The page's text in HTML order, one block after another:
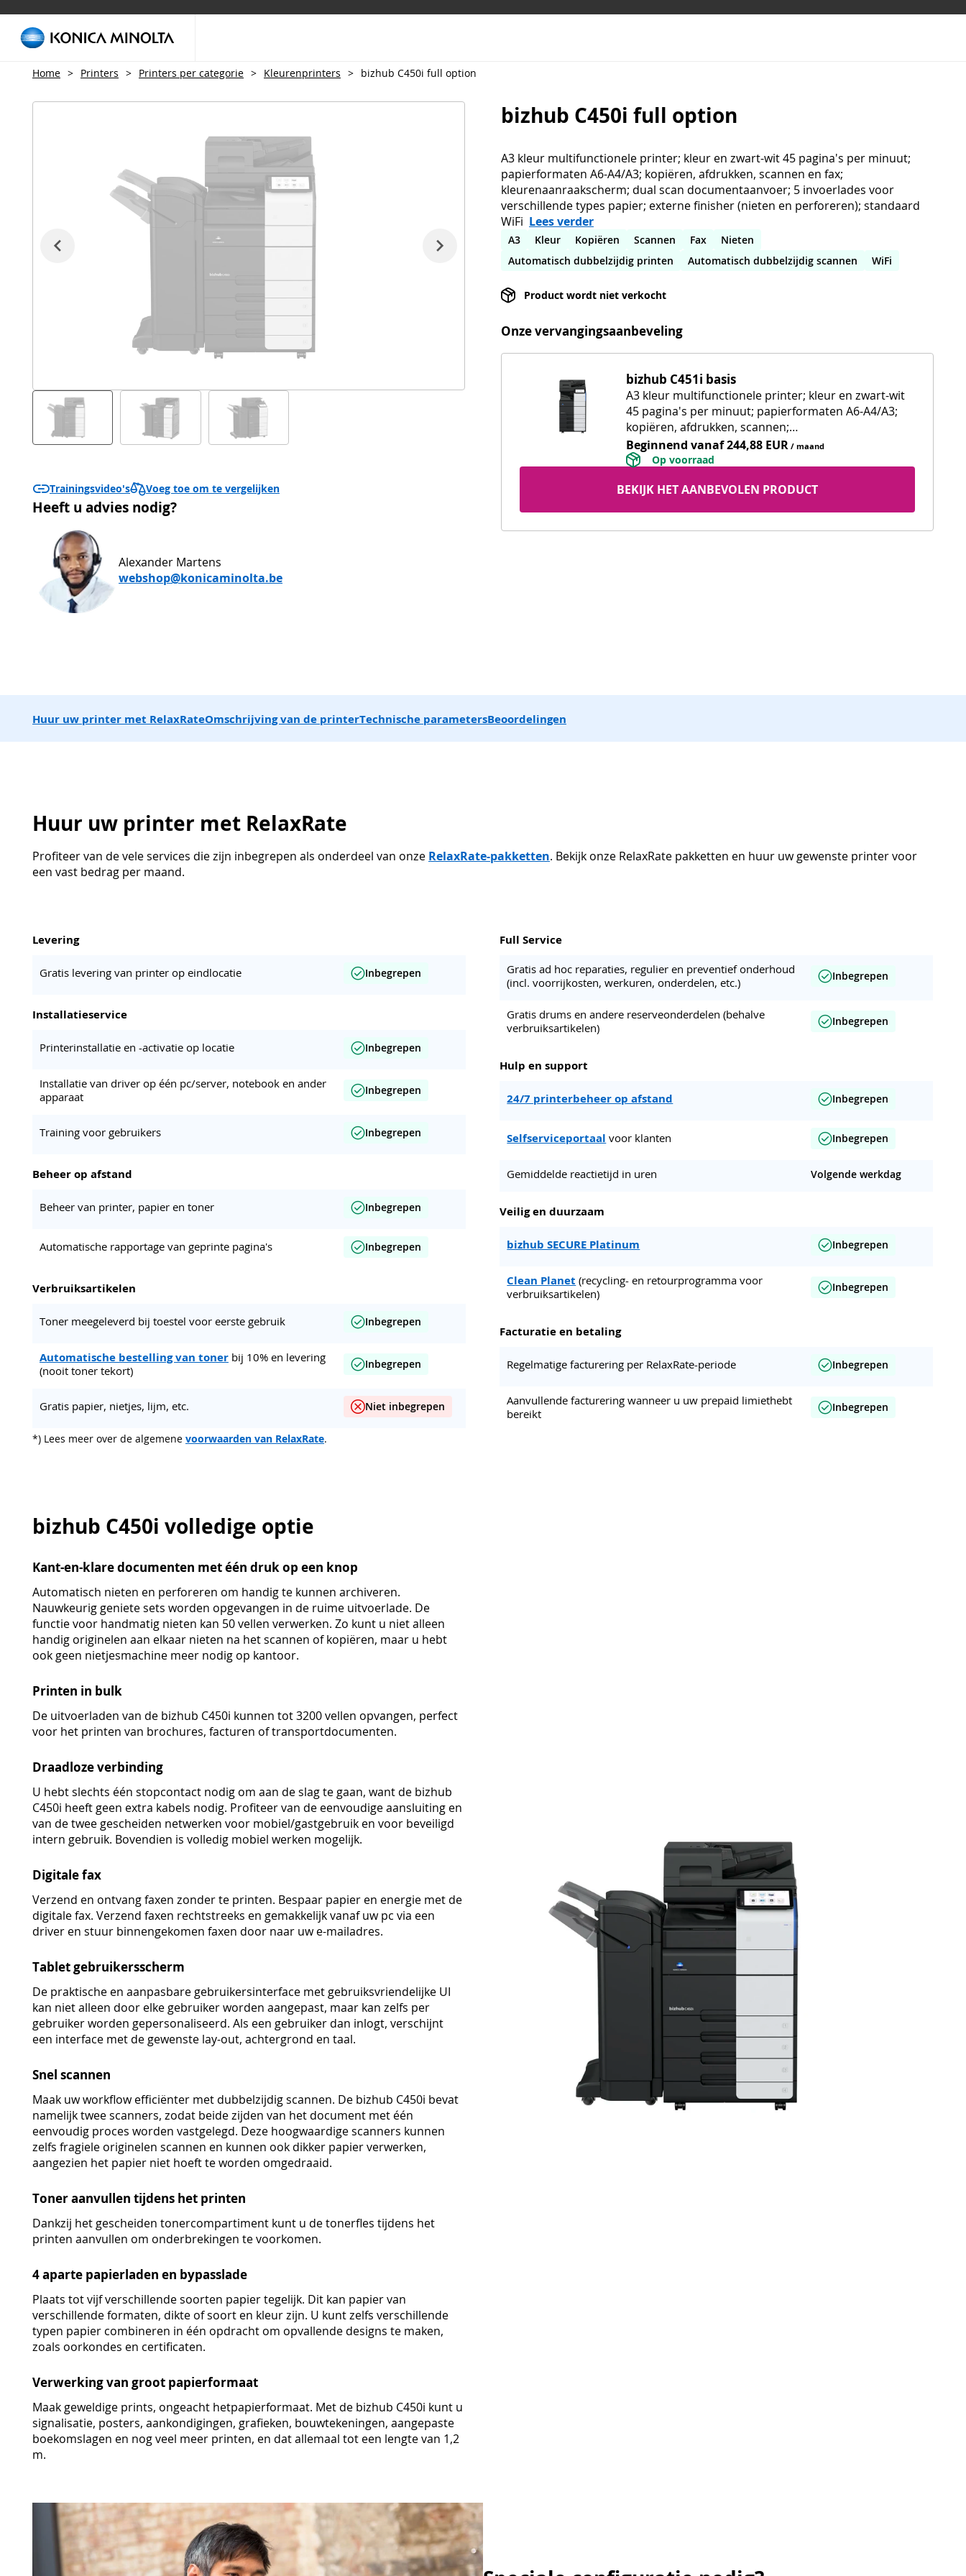
Home > Printers > Printers per categorie > Kleurenprinters > bizhub C450i full option
bizhub C450i full option
A3 kleur multifunctionele printer; kleur en zwart-wit 45 pagina's per minuut;
papierformaten A6-A4/A3; kopiëren, afdrukken, scannen en fax;
kleurenaanraakscherm; dual scan documentaanvoer; 5 invoerlades voor
verschillende types papier; externe finisher (nieten en perforeren); standaard
WiFi Lees verder
A3 Kleur Kopiëren Scannen Fax
Nieten
Automatisch dubbelzijdig printen
Automatisch dubbelzijdig scannen WiFi
Product wordt niet verkocht
Onze vervangingsaanbeveling
bizhub C451i basis
A3 kleur multifunctionele printer; kleur en zwart-wit
45 pagina's per minuut; papierformaten A6-A4/A3;
kopiëren, afdrukken, scannen;
kleurenaanraakscherm; dual scan
documentaanvoer; 5 invoerlades voor verschillende
Beginnend vanaf244,88 EUR / maand
Op voorraad
BEKIJK HET AANBEVOLEN PRODUCT
Trainingsvideo's Voeg toe om te vergelijken
Heeft u advies nodig?
Alexander Martens
webshop@konicaminolta.be
Huur uw printer met RelaxRateOmschrijving van de printerTechnische parametersBeoordelingen
Huur uw printer met RelaxRate
Profiteer van de vele services die zijn inbegrepen als onderdeel van onze RelaxRate-pakketten. Bekijk onze RelaxRate pakketten en huur uw gewenste printer voor
een vast bedrag per maand.
Levering
Gratis levering van printer op eindlocatie Inbegrepen
Installatieservice
Printerinstallatie en -activatie op locatie Inbegrepen
Installatie van driver op één pc/server, notebook en ander
apparaat
Inbegrepen
Training voor gebruikers Inbegrepen
Beheer op afstand
Beheer van printer, papier en toner Inbegrepen
Automatische rapportage van geprinte pagina's Inbegrepen
Verbruiksartikelen
Toner meegeleverd bij toestel voor eerste gebruik Inbegrepen
Automatische bestelling van toner bij 10% en levering
(nooit toner tekort)
Inbegrepen
Gratis papier, nietjes, lijm, etc. Niet inbegrepen
Full Service
Gratis ad hoc reparaties, regulier en preventief onderhoud
(incl. voorrijkosten, werkuren, onderdelen, etc.)
Inbegrepen
Gratis drums en andere reserveonderdelen (behalve
verbruiksartikelen)
Inbegrepen
Hulp en support
24/7 printerbeheer op afstand Inbegrepen
Selfserviceportaal voor klanten Inbegrepen
Gemiddelde reactietijd in uren Volgende werkdag
Veilig en duurzaam
bizhub SECURE Platinum Inbegrepen
Clean Planet (recycling- en retourprogramma voor
verbruiksartikelen)
Inbegrepen
Facturatie en betaling
Regelmatige facturering per RelaxRate-periode Inbegrepen
Aanvullende facturering wanneer u uw prepaid limiethebt
bereikt
Inbegrepen
*) Lees meer over de algemene voorwaarden van RelaxRate.
bizhub C450i volledige optie
Kant-en-klare documenten met één druk op een knop
Automatisch nieten en perforeren om handig te kunnen archiveren.
Nauwkeurig geniete sets worden opgevangen in de ruime uitvoerlade. De
functie voor handmatig nieten kan 50 vellen verwerken. Zo kunt u niet alleen
handig originelen aan elkaar nieten na het scannen of kopiëren, maar u hebt
ook geen nietjesmachine meer nodig op kantoor.
Printen in bulk
De uitvoerladen van de bizhub C450i kunnen tot 3200 vellen opvangen, perfect
voor het printen van brochures, facturen of transportdocumenten.
Draadloze verbinding
U hebt slechts één stopcontact nodig om aan de slag te gaan, want de bizhub
C450i heeft geen extra kabels nodig. Profiteer van de eenvoudige aansluiting en
van de twee gescheiden netwerken voor mobiel/gastgebruik en voor beveiligd
intern gebruik. Bovendien is volledig mobiel werken mogelijk.
Digitale fax
Verzend en ontvang faxen zonder te printen. Bespaar papier en energie met de
digitale fax. Verzend faxen rechtstreeks en gemakkelijk vanaf uw pc via een
driver en stuur binnengekomen faxen door naar uw e-mailadres.
Tablet gebruikersscherm
De praktische en aanpasbare gebruikersinterface met gebruiksvriendelijke UI
kan niet alleen door elke gebruiker worden aangepast, maar kan zelfs per
gebruiker worden gepersonaliseerd. Als een gebruiker dan inlogt, verschijnt
een interface met de gewenste lay-out, achtergrond en taal.
Snel scannen
Maak uw workflow efficiënter met dubbelzijdig scannen. De bizhub C450i bevat
namelijk twee scanners, zodat beide zijden van het document met één
eenvoudig proces worden vastgelegd. Deze hoogwaardige scanners kunnen
zelfs fragiele originelen scannen en kunnen ook dikker papier verwerken,
aangezien het papier niet hoeft te worden omgedraaid.
Toner aanvullen tijdens het printen
Dankzij het gescheiden tonercompartiment kunt u de tonerfles tijdens het
printen aanvullen om onderbrekingen te voorkomen.
4 aparte papierladen en bypasslade
Plaats tot vijf verschillende soorten papier tegelijk. Dit kan papier van
verschillende formaten, dikte of soort en kleur zijn. U kunt zelfs verschillende
typen papier combineren in één opdracht om opvallende designs te maken,
zoals oorkondes en certificaten.
Verwerking van groot papierformaat
Maak geweldige prints, ongeacht hetpapierformaat. Met de bizhub C450i kunt u
signalisatie, posters, aankondigingen, grafieken, bouwtekeningen, aangepaste
boekomslagen en nog veel meer printen, en dat allemaal tot een lengte van 1,2
m.